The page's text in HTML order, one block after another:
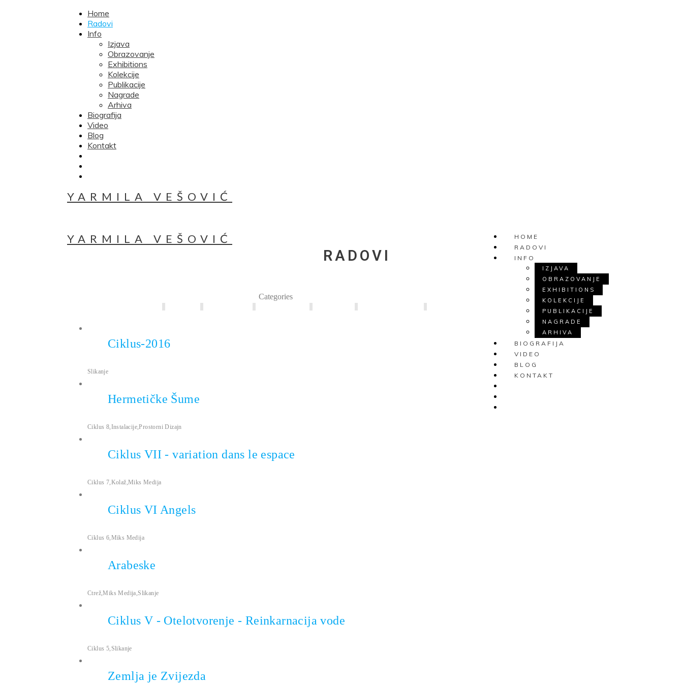
Home
Radovi
Info
Izjava
Obrazovanje
Exhibitions
Kolekcije
Publikacije
Nagrade
Arhiva
Biografija
Video
Blog
Kontakt
YARMILA VEŠOVIĆ
YARMILA VEŠOVIĆ
HOME
RADOVI
INFO
IZJAVA
OBRAZOVANJE
EXHIBITIONS
KOLEKCIJE
PUBLIKACIJE
NAGRADE
ARHIVA
BIOGRAFIJA
VIDEO
BLOG
KONTAKT
RADOVI
Categories
Ciklus-2016
Slikanje
Hermetičke Šume
Ciklus 8,Instalacije,Prostorni Dizajn
Ciklus VII - variation dans le espace
Ciklus 7,Kolaž,Miks Medija
Ciklus VI Angels
Ciklus 6,Miks Medija
Arabeske
Ctrež,Miks Medija,Slikanje
Ciklus V - Otelotvorenje - Reinkarnacija vode
Ciklus 5, Slikanje
Zemlja je Zvijezda